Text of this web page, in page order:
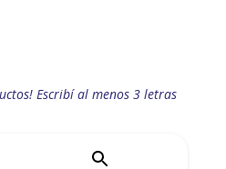
Escribí al menos 3 letras